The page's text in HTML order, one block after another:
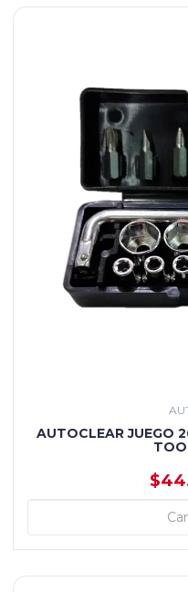
AUTOCLEAR JUEGO
+